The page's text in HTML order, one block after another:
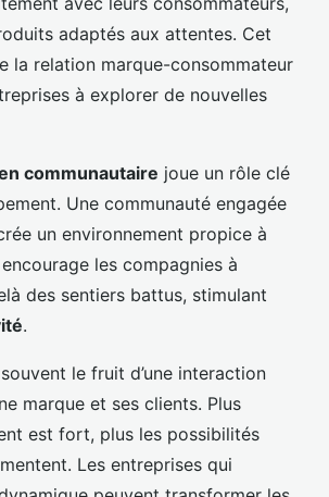
adaptés aux attentes. Cet
la relation marque-consommateur
à explorer de nouvelles
communautaire joue un rôle clé
Une communauté engagée
un environnement propice à
les compagnies à
des sentiers battus, stimulant
.
le fruit d’une interaction
marque et ses clients. Plus
est fort, plus les possibilités
Les entreprises qui